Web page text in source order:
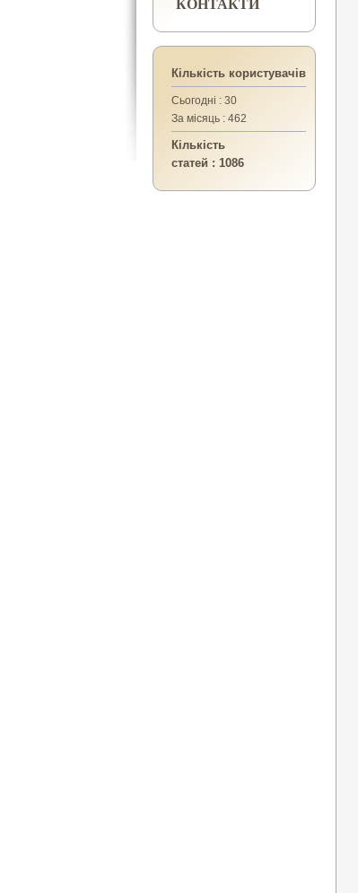
Кількість користувачів
Сьогодні : 30
За місяць : 462
Кількість
статей : 1086